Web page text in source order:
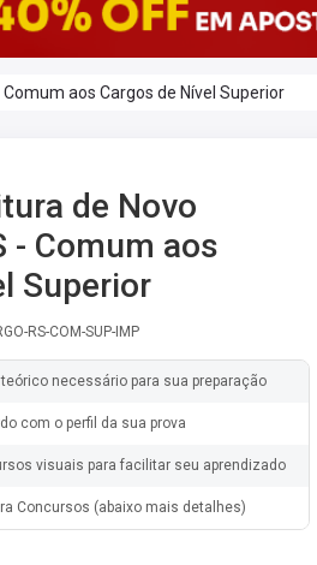
aos Cargos de Nível Superior
de Novo
- Comum aos
Superior
RS-COM-SUP-IMP
necessário para sua preparação
com o perfil da sua prova
visuais para facilitar seu aprendizado
Concursos (abaixo mais detalhes)